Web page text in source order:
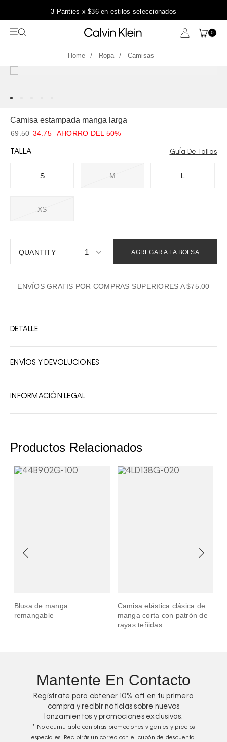
3 Panties x $36 en estilos seleccionados
0
Ropa Camisas
Camisa estampada manga larga
69.50 34.75 AHORRO DEL 50%
TALLA
S M L
XS
GuÍa De Tallas
1
2
9
AGREGAR A LA BOLSA
ENVÍOS GRATIS POR COMPRAS SUPERIORES A $75.00
DETALLE
ENVÍOS Y DEVOLUCIONES
INFORMACIÓN LEGAL
Productos Relacionados
Blusa de manga
remangable
Camisa elástica clásica de
manga corta con patrón de
rayas teñidas
Mantente En Contacto
Regístrate para obtener 10% off en tu primera
compra y recibir noticias sobre nuevos
lanzamientos y promociones exclusivas.
* No acumulable con otras promociones vigentes y precios
especiales. Recibirás un correo con el cupón de descuento.